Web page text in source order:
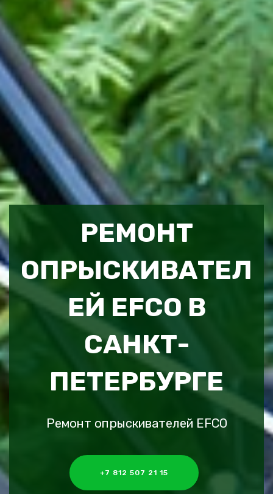
РЕМОНТ
ОПРЫСКИВАТЕЛ
ЕЙ EFCO В
САНКТ-
ПЕТЕРБУРГЕ
Ремонт опрыскивателей EFCO
+7 812 507 21 15